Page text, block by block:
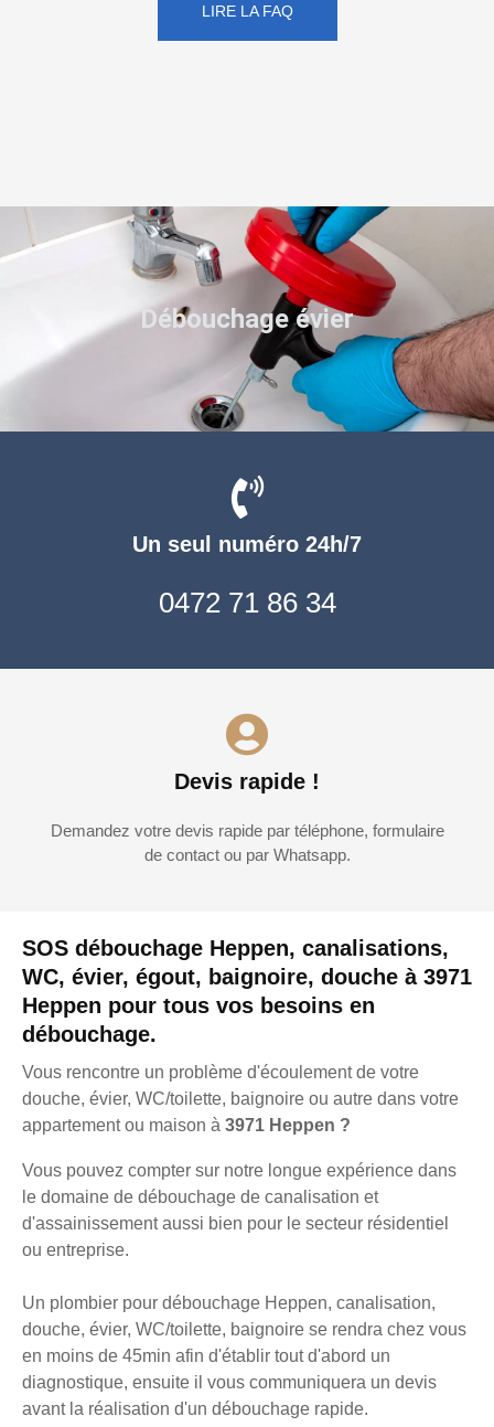
LIRE LA FAQ
SOS débouchage Heppen, canalisations,
WC, évier, égout, baignoire, douche à 3971
Heppen pour tous vos besoins en
débouchage.
Vous rencontre un problème d'écoulement de votre
douche, évier, WC/toilette, baignoire ou autre dans votre
appartement ou maison à 3971 Heppen ?
Vous pouvez compter sur notre longue expérience dans
le domaine de débouchage de canalisation et
d'assainissement aussi bien pour le secteur résidentiel
ou entreprise.
Un plombier pour débouchage Heppen, canalisation,
douche, évier, WC/toilette, baignoire se rendra chez vous
en moins de 45min afin d'établir tout d'abord un
diagnostique, ensuite il vous communiquera un devis
avant la réalisation d'un débouchage rapide.
Un seul numéro 24h/7
0472 71 86 34
Devis rapide !
Demandez votre devis rapide par téléphone, formulaire
de contact ou par Whatsapp.
Débouchage évier